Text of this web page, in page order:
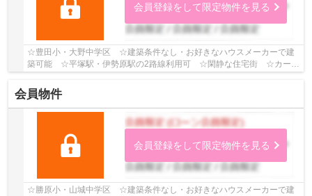
会員登録をして限定物件を見る
☆豊田小・大野中学区 ☆建築条件なし・お好きなハウスメーカーで建
築可能 ☆平塚駅・伊勢原駅の2路線利用可 ☆閑静な住宅街 ☆カース
ペース2台以上駐車可能（車種による）♪ 【平塚市の...
会員物件
会員登録をして限定物件を見る
☆勝原小・山城中学区 ☆建築条件なし・お好きなハウスメーカーで建